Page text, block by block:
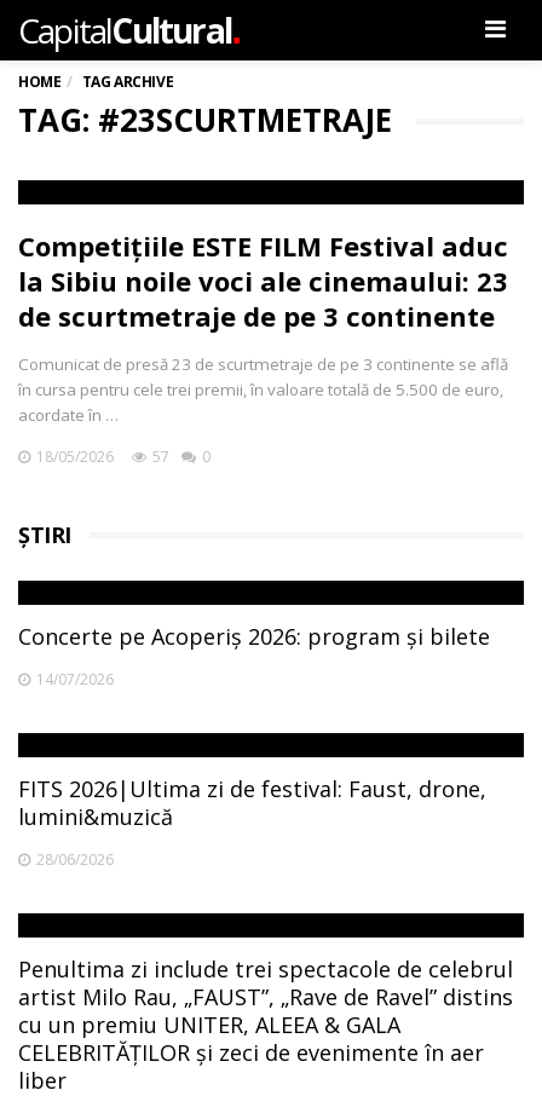
CapitalCultural.
HOME TAG ARCHIVE
TAG: #23SCURTMETRAJE
Competițiile ESTE FILM Festival aduc
la Sibiu noile voci ale cinemaului: 23
de scurtmetraje de pe 3 continente
Comunicat de presă 23 de scurtmetraje de pe 3 continente se află
în cursa pentru cele trei premii, în valoare totală de 5.500 de euro,
acordate în …
18/05/2026 57 0
ȘTIRI
Concerte pe Acoperiș 2026: program și bilete
14/07/2026
FITS 2026|Ultima zi de festival: Faust, drone,
lumini&muzică
28/06/2026
Penultima zi include trei spectacole de celebrul
artist Milo Rau, „FAUST”, „Rave de Ravel” distins
cu un premiu UNITER, ALEEA & GALA
CELEBRITĂȚILOR și zeci de evenimente în aer
liber